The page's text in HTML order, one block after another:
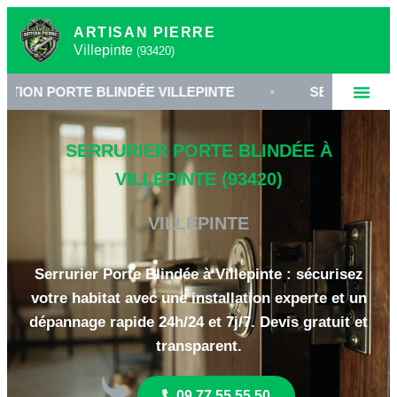
ARTISAN PIERRE
Villepinte (93420)
BLINDÉE VILLEPINTE • SERRURIER 93420
SERRURIER PORTE BLINDÉE À
VILLEPINTE (93420)
VILLEPINTE
Serrurier Porte Blindée à Villepinte : sécurisez
votre habitat avec une installation experte et un
dépannage rapide 24h/24 et 7j/7. Devis gratuit et
transparent.